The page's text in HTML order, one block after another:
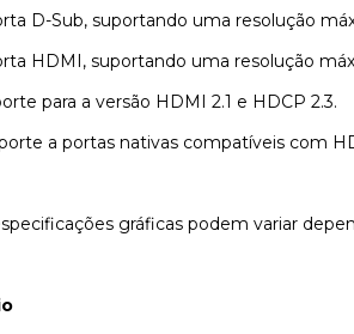
D-Sub, suportando uma resolução
HDMI, suportando uma resolução
para a versão HDMI 2.1 e HDCP 2.3.
a portas nativas compatíveis com
gráficas podem variar